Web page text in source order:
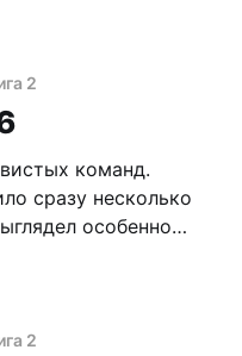
кипеш, война –
боя. Если он
2
команд.
сразу несколько
особенно
Только
доставляло
2